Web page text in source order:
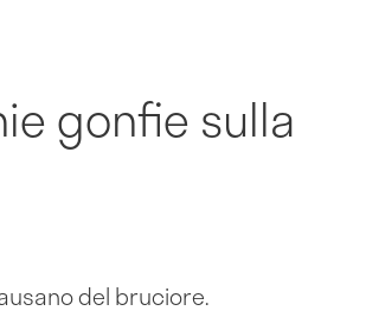
gonfie sulla
del bruciore.